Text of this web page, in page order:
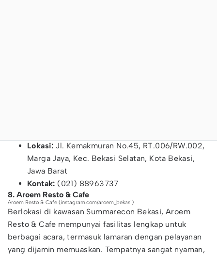
Lokasi: Jl. Kemakmuran No.45, RT.006/RW.002,
Marga Jaya, Kec. Bekasi Selatan, Kota Bekasi,
Jawa Barat
Kontak: (021) 88963737
8. Aroem Resto & Cafe
Aroem Resto & Cafe (instagram.com/aroem_bekasi)
Berlokasi di kawasan Summarecon Bekasi, Aroem
Resto & Cafe mempunyai fasilitas lengkap untuk
berbagai acara, termasuk lamaran dengan pelayanan
yang dijamin memuaskan. Tempatnya sangat nyaman,